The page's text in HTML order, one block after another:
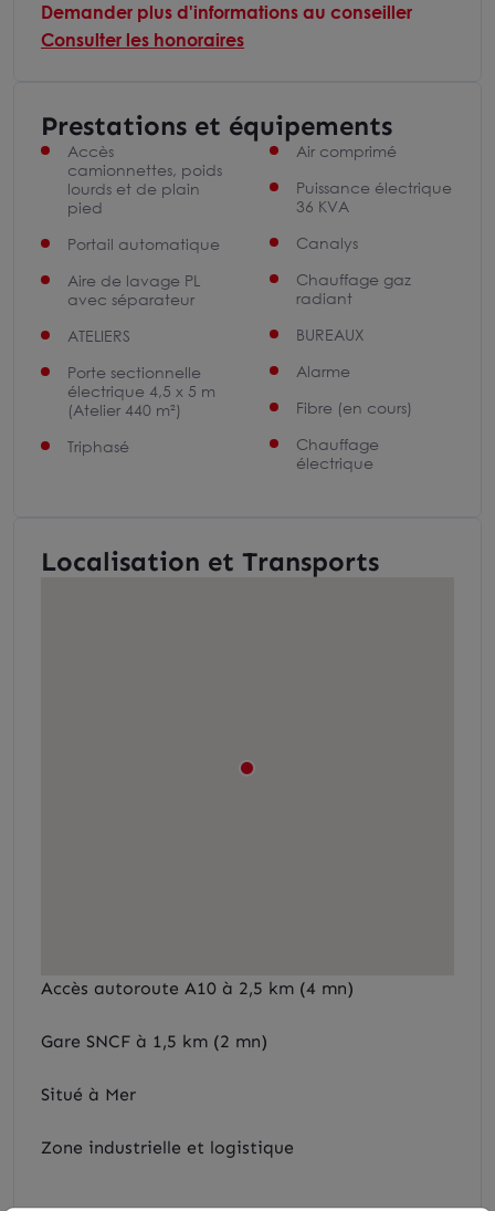
Demander plus d'informations au conseiller
Consulter les honoraires
Prestations et équipements
Accès
camionnettes, poids
lourds et de plain
pied
Portail automatique
Aire de lavage PL
avec séparateur
ATELIERS
Porte sectionnelle
électrique 4,5 x 5 m
(Atelier 440 m²)
Triphasé
Air comprimé
Puissance électrique
36 KVA
Canalys
Chauffage gaz
radiant
BUREAUX
Alarme
Fibre (en cours)
Chauffage
électrique
Localisation et Transports
Accès autoroute A10 à 2,5 km (4 mn)
Gare SNCF à 1,5 km (2 mn)
Situé à Mer
Zone industrielle et logistique